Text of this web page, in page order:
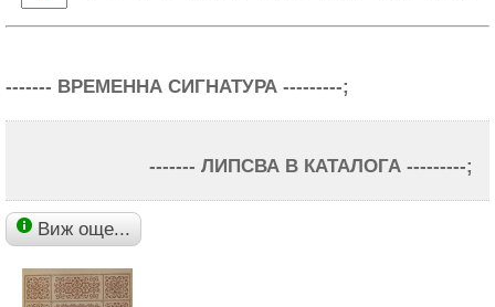
------- ВРЕМЕННА СИГНАТУРА ---------;
------- ЛИПСВА В КАТАЛОГА ---------;
Виж още...